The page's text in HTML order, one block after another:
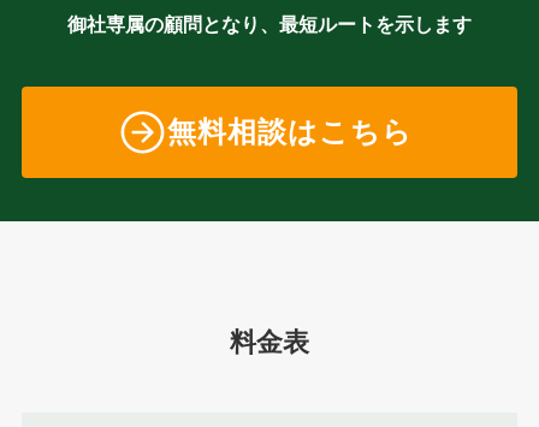
御社専属の顧問となり、最短ルートを示します
無料相談はこちら
料金表